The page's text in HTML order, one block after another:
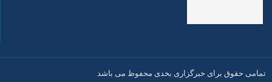
تمامی حقوق برای خبرگزاری بخدی محفوظ می باشد